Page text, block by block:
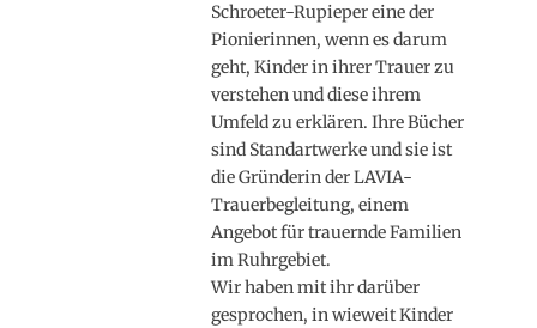
Schroeter-Rupieper eine der
Pionierinnen, wenn es darum
geht, Kinder in ihrer Trauer zu
verstehen und diese ihrem
Umfeld zu erklären. Ihre Bücher
sind Standartwerke und sie ist
die Gründerin der LAVIA-
Trauerbegleitung, einem
Angebot für trauernde Familien
im Ruhrgebiet.
Wir haben mit ihr darüber
gesprochen, in wieweit Kinder